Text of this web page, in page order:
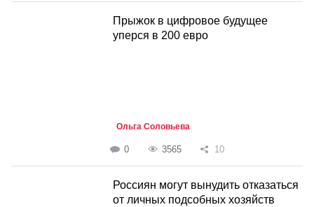
Прыжок в цифровое будущее
уперся в 200 евро
Ольга Соловьева
0 3565 10
Россиян могут вынудить отказаться
от личных подсобных хозяйств